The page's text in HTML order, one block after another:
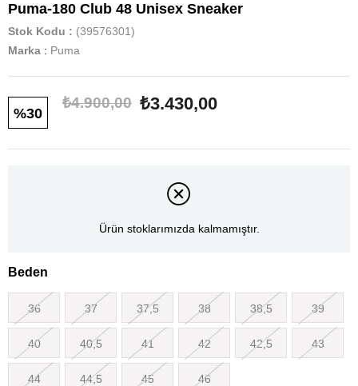
Puma-180 Club 48 Unisex Sneaker
Stok Kodu
(39576301)
Marka : Puma
30
₺4.900,00 ₺3.430,00
Ürün stoklarımızda kalmamıştır.
Beden
36 37 37,5 38 38,5 39
40 40,5 41 42 42,5 43
44 44,5 45 46